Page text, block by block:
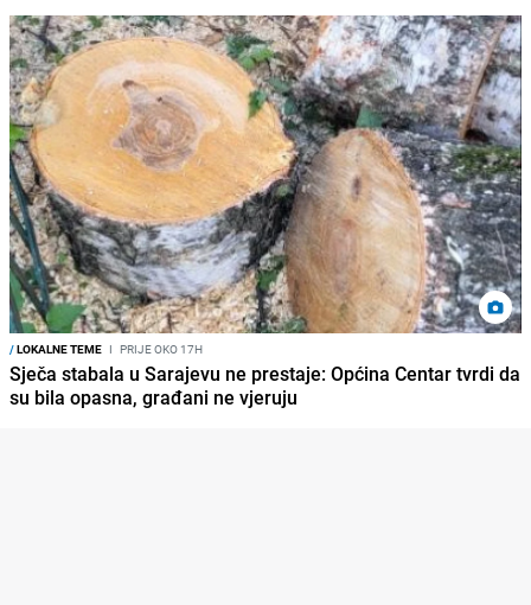
/LOKALNE TEME I PRIJE OKO 17H
Sječa stabala u Sarajevu ne prestaje: Općina Centar tvrdi da
su bila opasna, građani ne vjeruju